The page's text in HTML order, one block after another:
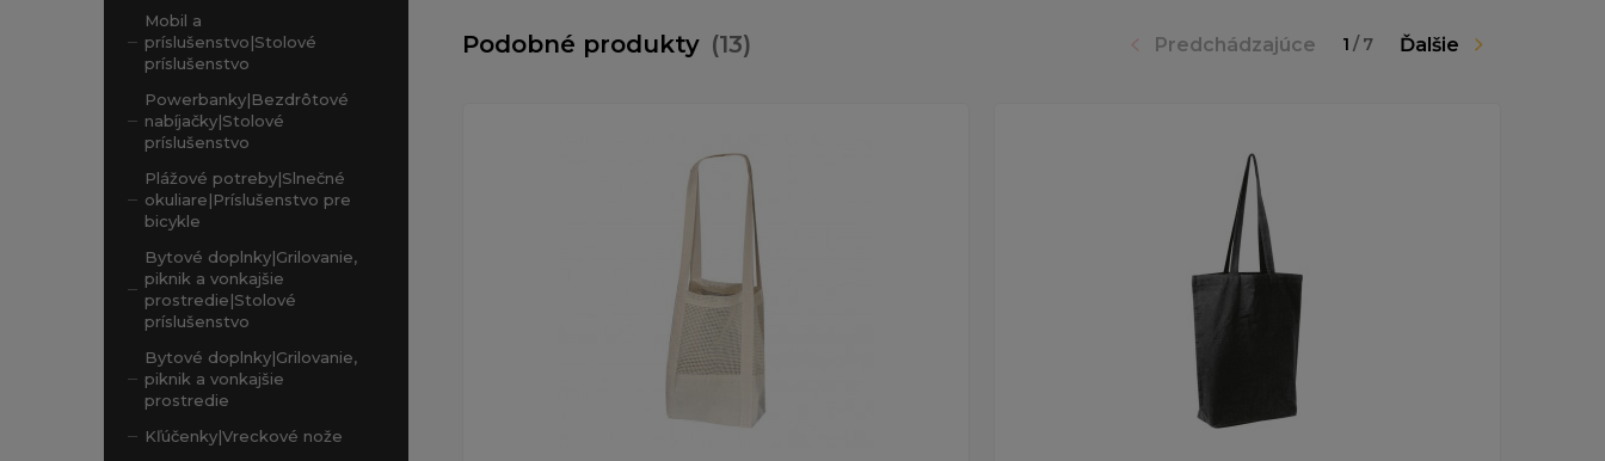
Mobil a
príslušenstvo|Stolové
príslušenstvo
Powerbanky|Bezdrôtové
nabíjačky|Stolové
príslušenstvo
Plážové potreby|Slnečné
okuliare|Príslušenstvo pre
bicykle
Bytové doplnky|Grilovanie,
piknik a vonkajšie
prostredie|Stolové
príslušenstvo
Bytové doplnky|Grilovanie,
piknik a vonkajšie
prostredie
Kľúčenky|Vreckové nože
Podobné produkty (13) Predchádzajúce 1 / 7 Ďalšie